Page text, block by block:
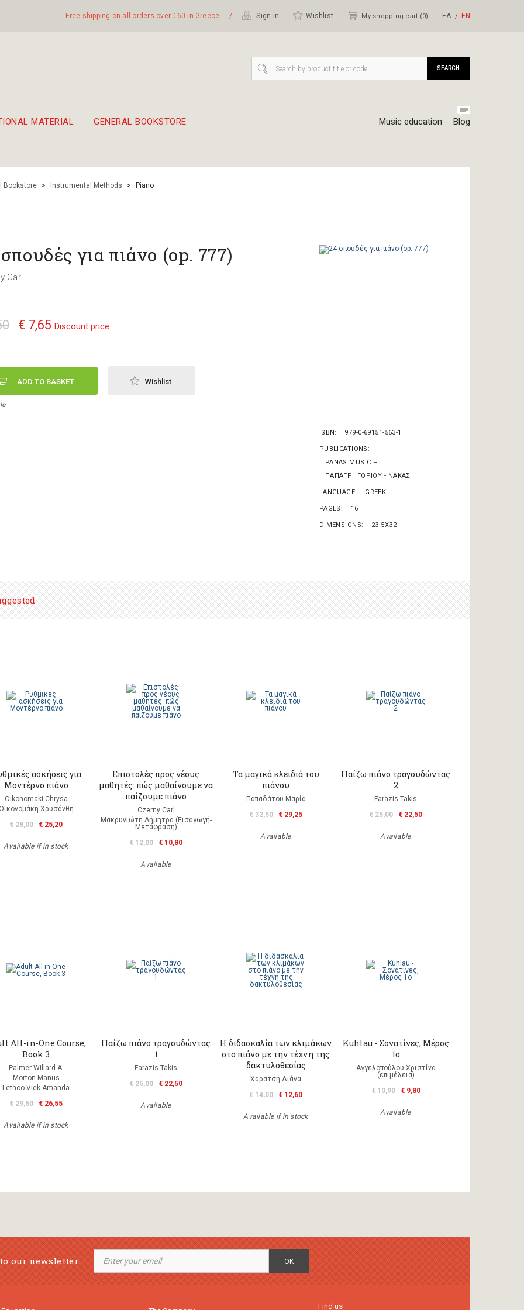
Free shipping on all orders over €60 in Greece / Sign in Wishlist My shopping cart (0) ΕΛ ΕΝ
MATERIAL GENERAL BOOKSTORE Music education Blog
SEARCH
Bookstore > Instrumental Methods > Piano
για πιάνο (op. 777)
Carl
€ 7,65 Discount price
ADD TO BASKET Wishlist
ISBN 979-0-69151-563-1
PUBLICATIONS
PANAS MUSIC –
ΠΑΠΑΓΡΗΓΟΡΙΟΥ - ΝΑΚΑΣ
LANGUAGE GREEK
PAGES 16
DIMENSIONS 23.5X32
ασκήσεις για
Mοντέρνο πιάνο
Oikonomaki Chrysa
Χρυσάνθη
€ 28,00
€ 25,20
Available if in stock
Επιστολές προς νέους
μαθητές: πώς μαθαίνουμε να
παίζουμε πιάνο
Czerny Carl
Μακρυνιώτη Δήμητρα (Εισαγωγή-
Μετάφραση)
€ 12,00
€ 10,80
Available
Τα μαγικά κλειδιά του
πιάνου
Παπαδάτου Μαρία
€ 32,50
€ 29,25
Available
Παίζω πιάνο τραγουδώντας
2
Farazis Takis
€ 25,00
€ 22,50
Available
All-in-One Course,
Book 3
Palmer Willard A.
Morton Manus
Lethco Vick Amanda
€ 29,50
€ 26,55
Available if in stock
Παίζω πιάνο τραγουδώντας
1
Farazis Takis
€ 25,00
€ 22,50
Available
Η διδασκαλία των κλιμάκων
στο πιάνο με την τέχνη της
δακτυλοθεσίας
Χαρατσή Λιάνα
€ 14,00
€ 12,60
Available if in stock
Kuhlau - Σονατίνες, Μέρος
1ο
Αγγελοπούλου Χριστίνα
(επιμέλεια)
€ 10,90
€ 9,80
Available
our newsletter: OK
Find us